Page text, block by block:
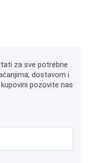
za sve potrebne
dostavom i
pozovite nas